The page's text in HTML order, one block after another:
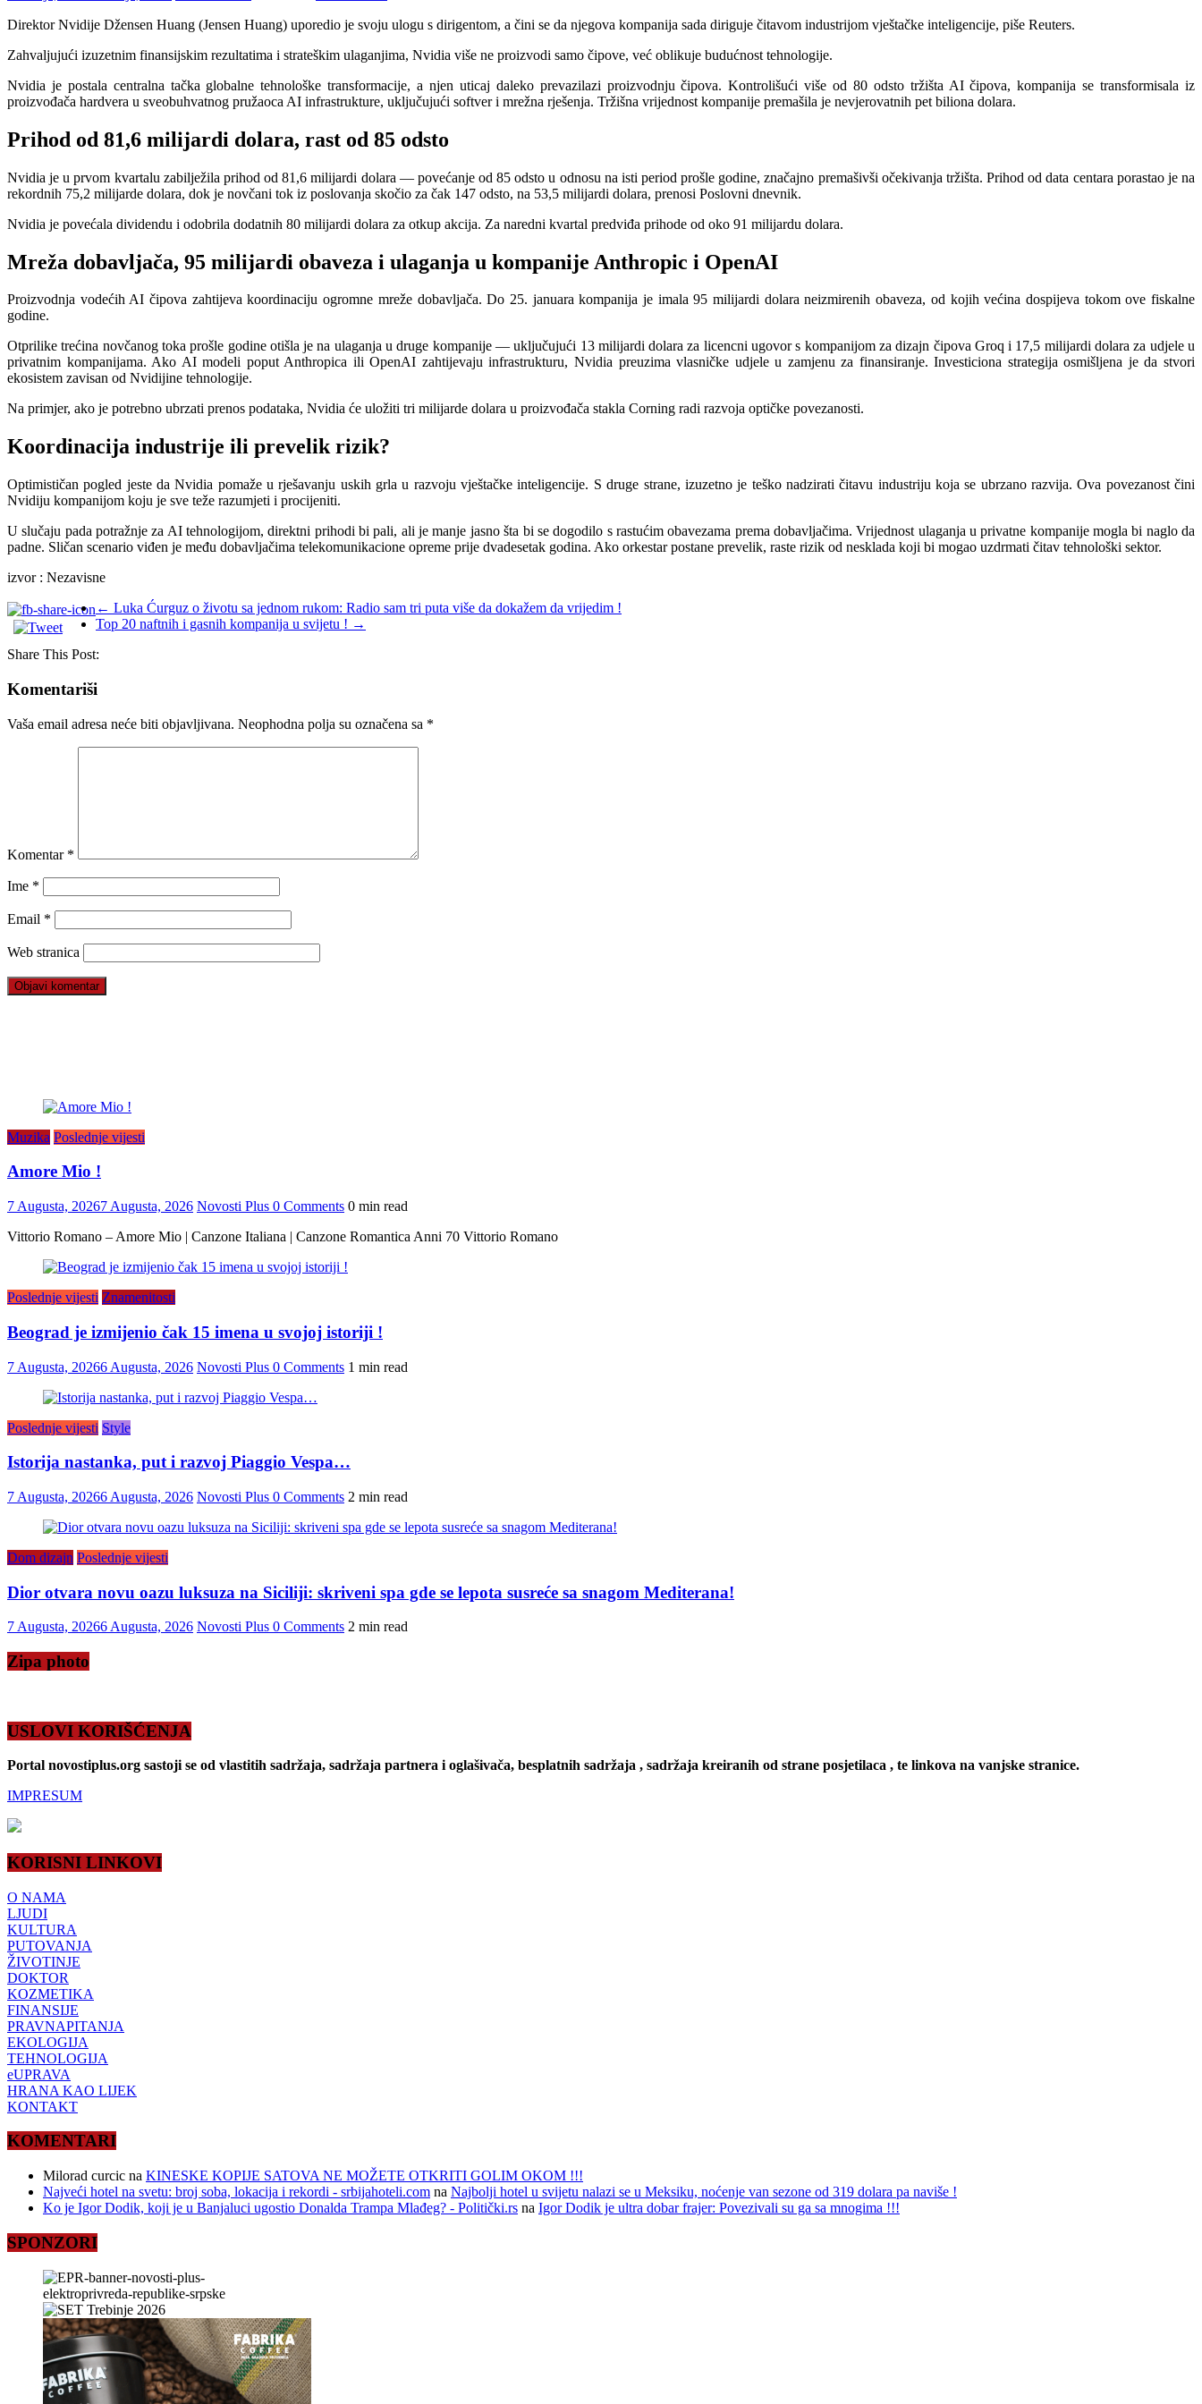
Direktor Nvidije Džensen Huang (Jensen Huang) uporedio je svoju ulogu s dirigentom, a čini se da njegova kompanija sada diriguje čitavom industrijom vještačke inteligencije, piše Reuters.
Zahvaljujući izuzetnim finansijskim rezultatima i strateškim ulaganjima, Nvidia više ne proizvodi samo čipove, već oblikuje budućnost tehnologije.
Nvidia je postala centralna tačka globalne tehnološke transformacije, a njen uticaj daleko prevazilazi proizvodnju čipova. Kontrolišući više od 80 odsto tržišta AI čipova, kompanija se transformisala iz
proizvođača hardvera u sveobuhvatnog pružaoca AI infrastrukture, uključujući softver i mrežna rješenja. Tržišna vrijednost kompanije premašila je nevjerovatnih pet biliona dolara.
Prihod od 81,6 milijardi dolara, rast od 85 odsto
Nvidia je u prvom kvartalu zabilježila prihod od 81,6 milijardi dolara — povećanje od 85 odsto u odnosu na isti period prošle godine, značajno premašivši očekivanja tržišta. Prihod od data centara porastao je na
rekordnih 75,2 milijarde dolara, dok je novčani tok iz poslovanja skočio za čak 147 odsto, na 53,5 milijardi dolara, prenosi Poslovni dnevnik.
Nvidia je povećala dividendu i odobrila dodatnih 80 milijardi dolara za otkup akcija. Za naredni kvartal predviđa prihode od oko 91 milijardu dolara.
Mreža dobavljača, 95 milijardi obaveza i ulaganja u kompanije Anthropic i OpenAI
Proizvodnja vodećih AI čipova zahtijeva koordinaciju ogromne mreže dobavljača. Do 25. januara kompanija je imala 95 milijardi dolara neizmirenih obaveza, od kojih većina dospijeva tokom ove fiskalne
godine.
Otprilike trećina novčanog toka prošle godine otišla je na ulaganja u druge kompanije — uključujući 13 milijardi dolara za licencni ugovor s kompanijom za dizajn čipova Groq i 17,5 milijardi dolara za udjele u
privatnim kompanijama. Ako AI modeli poput Anthropica ili OpenAI zahtijevaju infrastrukturu, Nvidia preuzima vlasničke udjele u zamjenu za finansiranje. Investiciona strategija osmišljena je da stvori
ekosistem zavisan od Nvidijine tehnologije.
Na primjer, ako je potrebno ubrzati prenos podataka, Nvidia će uložiti tri milijarde dolara u proizvođača stakla Corning radi razvoja optičke povezanosti.
Koordinacija industrije ili prevelik rizik?
Optimističan pogled jeste da Nvidia pomaže u rješavanju uskih grla u razvoju vještačke inteligencije. S druge strane, izuzetno je teško nadzirati čitavu industriju koja se ubrzano razvija. Ova povezanost čini
Nvidiju kompanijom koju je sve teže razumjeti i procijeniti.
U slučaju pada potražnje za AI tehnologijom, direktni prihodi bi pali, ali je manje jasno šta bi se dogodilo s rastućim obavezama prema dobavljačima. Vrijednost ulaganja u privatne kompanije mogla bi naglo da
padne. Sličan scenario viđen je među dobavljačima telekomunikacione opreme prije dvadesetak godina. Ako orkestar postane prevelik, raste rizik od nesklada koji bi mogao uzdrmati čitav tehnološki sektor.
izvor : Nezavisne
← Luka Ćurguz o životu sa jednom rukom: Radio sam tri puta više da dokažem da vrijedim !
Top 20 naftnih i gasnih kompanija u svijetu ! →
Share This Post:
Komentariši
Vaša email adresa neće biti objavljivana. Neophodna polja su označena sa *
Komentar *
Ime *
Email *
Web stranica
Muzika Poslednje vijesti
Amore Mio !
7 Augusta, 20267 Augusta, 2026 Novosti Plus 0 Comments 0 min read
Vittorio Romano – Amore Mio | Canzone Italiana | Canzone Romantica Anni 70 Vittorio Romano
Poslednje vijesti Znamenitosti
Beograd je izmijenio čak 15 imena u svojoj istoriji !
7 Augusta, 20266 Augusta, 2026 Novosti Plus 0 Comments 1 min read
Poslednje vijesti Style
Istorija nastanka, put i razvoj Piaggio Vespa…
7 Augusta, 20266 Augusta, 2026 Novosti Plus 0 Comments 2 min read
Dom dizajn Poslednje vijesti
Dior otvara novu oazu luksuza na Siciliji: skriveni spa gde se lepota susreće sa snagom Mediterana!
7 Augusta, 20266 Augusta, 2026 Novosti Plus 0 Comments 2 min read
Zipa photo
USLOVI KORIŠĆENJA
Portal novostiplus.org sastoji se od vlastitih sadržaja, sadržaja partnera i oglašivača, besplatnih sadržaja , sadržaja kreiranih od strane posjetilaca , te linkova na vanjske stranice.
IMPRESUM
KORISNI LINKOVI
O NAMA
LJUDI
KULTURA
PUTOVANJA
ŽIVOTINJE
DOKTOR
KOZMETIKA
FINANSIJE
PRAVNAPITANJA
EKOLOGIJA
TEHNOLOGIJA
eUPRAVA
HRANA KAO LIJEK
KONTAKT
KOMENTARI
Milorad curcic na KINESKE KOPIJE SATOVA NE MOŽETE OTKRITI GOLIM OKOM !!!
Najveći hotel na svetu: broj soba, lokacija i rekordi - srbijahoteli.com na Najbolji hotel u svijetu nalazi se u Meksiku, noćenje van sezone od 319 dolara pa naviše !
Ko je Igor Dodik, koji je u Banjaluci ugostio Donalda Trampa Mlađeg? - Politički.rs na Igor Dodik je ultra dobar frajer: Povezivali su ga sa mnogima !!!
SPONZORI